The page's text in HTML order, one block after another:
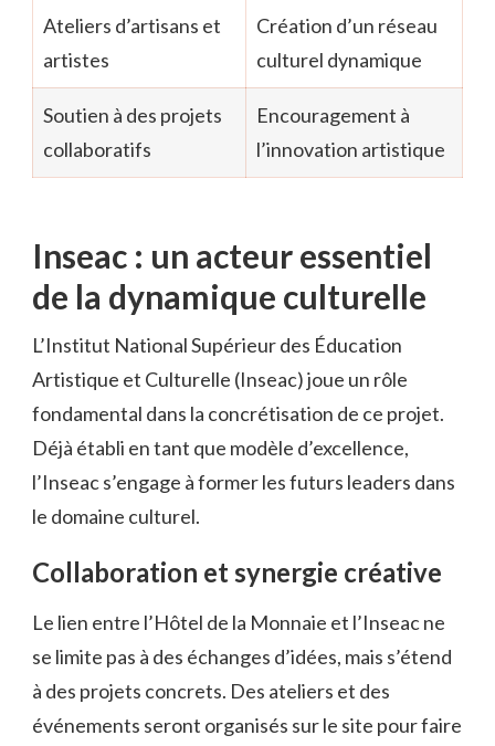
Ateliers d’artisans et
artistes
Création d’un réseau
culturel dynamique
Soutien à des projets
collaboratifs
Encouragement à
l’innovation artistique
Inseac : un acteur essentiel
de la dynamique culturelle
L’Institut National Supérieur des Éducation
Artistique et Culturelle (Inseac) joue un rôle
fondamental dans la concrétisation de ce projet.
Déjà établi en tant que modèle d’excellence,
l’Inseac s’engage à former les futurs leaders dans
le domaine culturel.
Collaboration et synergie créative
Le lien entre l’Hôtel de la Monnaie et l’Inseac ne
se limite pas à des échanges d’idées, mais s’étend
à des projets concrets. Des ateliers et des
événements seront organisés sur le site pour faire